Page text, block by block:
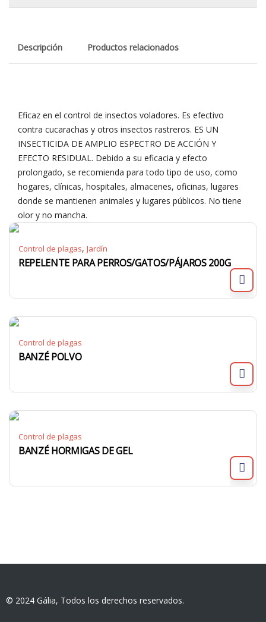
Descripción Productos relacionados
Eficaz en el control de insectos voladores. Es efectivo
contra cucarachas y otros insectos rastreros. ES UN
INSECTICIDA DE AMPLIO ESPECTRO DE ACCIÓN Y
EFECTO RESIDUAL. Debido a su eficacia y efecto
prolongado, se recomienda para todo tipo de uso, como
hogares, clínicas, hospitales, almacenes, oficinas, lugares
donde se mantienen animales y lugares públicos. No tiene
olor y no mancha.
Control de plagas, Jardín
REPELENTE PARA PERROS/GATOS/PÁJAROS 200G
Control de plagas
BANZÉ POLVO
Control de plagas
BANZÉ HORMIGAS DE GEL
© 2024 Gália, Todos los derechos reservados.